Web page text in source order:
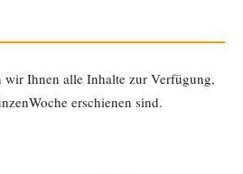
wir Ihnen alle Inhalte zur Verfügung,
erschienen sind.